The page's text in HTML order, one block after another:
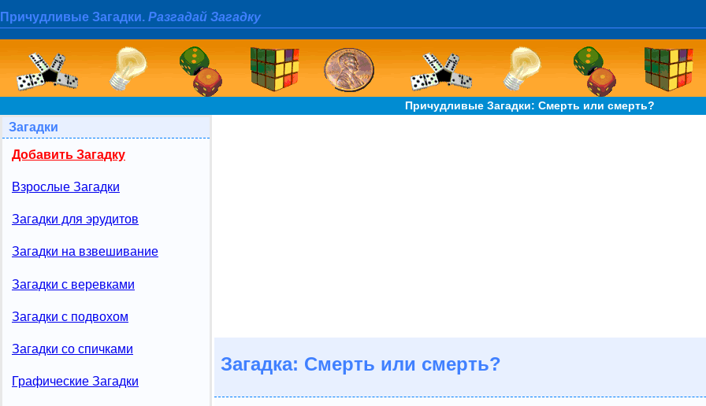
Причудливые Загадки. Разгадай Загадку
Причудливые Загадки: Смерть или смерть?
Загадки
Добавить Загадку
Взрослые Загадки
Загадки для эрудитов
Загадки на взвешивание
Загадки с веревками
Загадки с подвохом
Загадки со спичками
Графические Загадки
Загадка: Смерть или смерть?